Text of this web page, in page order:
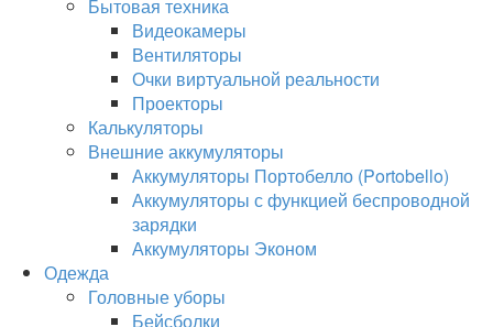
Бытовая техника
Видеокамеры
Вентиляторы
Очки виртуальной реальности
Проекторы
Калькуляторы
Внешние аккумуляторы
Аккумуляторы Портобелло (Portobello)
Аккумуляторы с функцией беспроводной
зарядки
Аккумуляторы Эконом
Одежда
Головные уборы
Бейсболки